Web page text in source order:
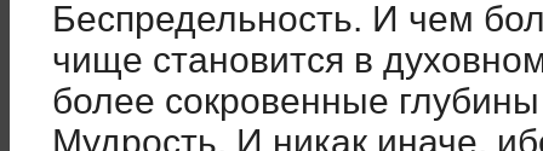
Беспредельность. И чем
чище становится в
более сокровенные
Мудрость. И никак иначе,